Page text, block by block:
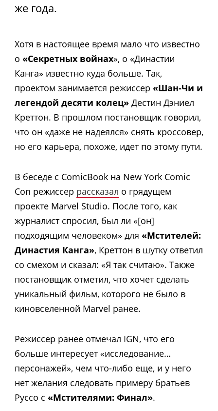
же года.
Хотя в настоящее время мало что известно
о «Секретных войнах», о «Династии
Канга» известно куда больше. Так,
проектом занимается режиссер «Шан-Чи и
легендой десяти колец» Дестин Дэниел
Креттон. В прошлом постановщик говорил,
что он «даже не надеялся» снять кроссовер,
но его карьера, похоже, идет по этому пути.
В беседе с ComicBook на New York Comic
Con режиссер рассказал о грядущем
проекте Marvel Studio. После того, как
журналист спросил, был ли «[он]
подходящим человеком» для «Мстителей:
Династия Канга», Креттон в шутку ответил
со смехом и сказал: «Я так считаю». Также
постановщик отметил, что хочет сделать
уникальный фильм, которого не было в
киновселенной Marvel ранее.
Режиссер ранее отмечал IGN, что его
больше интересует «исследование…
персонажей», чем что-либо еще, и у него
нет желания следовать примеру братьев
Руссо с «Мстителями: Финал».